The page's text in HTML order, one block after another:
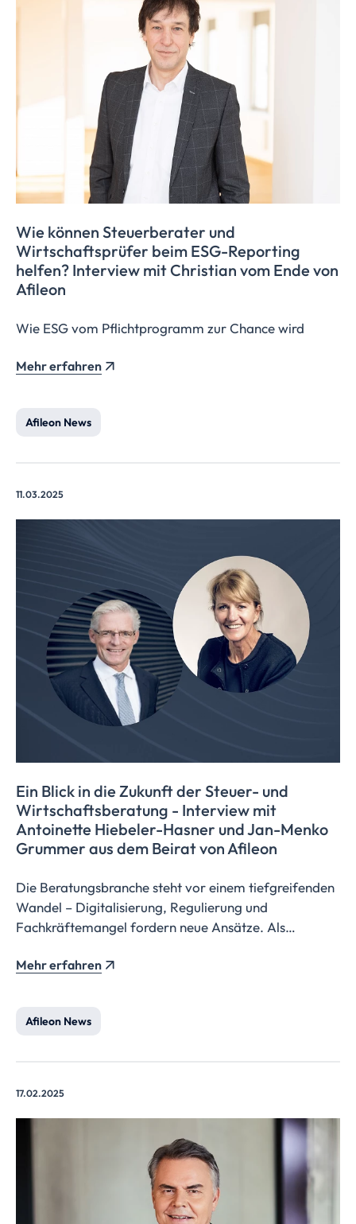
Wie können Steuerberater und
Wirtschaftsprüfer beim ESG-Reporting
helfen? Interview mit Christian vom Ende von
Afileon
Wie ESG vom Pflichtprogramm zur Chance wird
Mehr erfahren
Afileon News
11.03.2025
Ein Blick in die Zukunft der Steuer- und
Wirtschaftsberatung - Interview mit
Antoinette Hiebeler-Hasner und Jan-Menko
Grummer aus dem Beirat von Afileon
Die Beratungsbranche steht vor einem tiefgreifenden
Wandel – Digitalisierung, Regulierung und
Fachkräftemangel fordern neue Ansätze. Als
Hiebeler-Hasner und Jan-Menko Grummer diese
Steuerkanzlei der Zukunft.
Mehr erfahren
Afileon News
17.02.2025